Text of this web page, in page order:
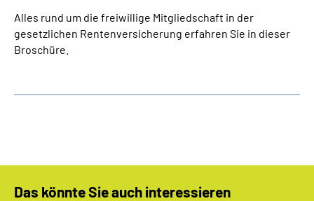
Alles rund um die freiwillige Mitgliedschaft in der
gesetzlichen Rentenversicherung erfahren Sie in dieser
Broschüre.
Das könnte Sie auch interessieren